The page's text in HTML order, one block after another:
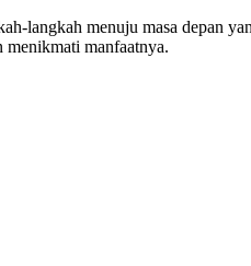
langkah menuju masa depan
manfaatnya.